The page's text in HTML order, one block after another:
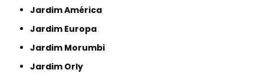
Jardim América
Jardim Europa
Jardim Morumbi
Jardim Orly